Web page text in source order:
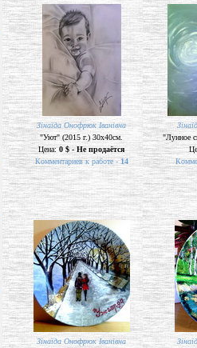
Зінаїда Онофрюк Іванівна
"Уют" (2015 г.) 30х40см.
Цена:0 $ - Не продаётся
Комментариев к работе -14
"Лунное
Зінаїда Онофрюк Іванівна